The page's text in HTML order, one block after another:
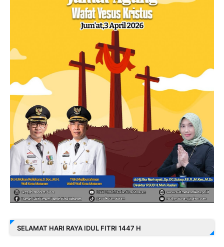
SELAMAT HARI RAYA IDUL FITRI 1447 H